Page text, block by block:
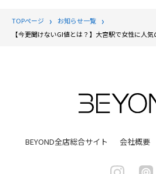
TOPページ
お知らせ一覧
【今更聞けないGI値とは？】大宮駅で女性に人
BEYOND全店総合サイト 会社概要